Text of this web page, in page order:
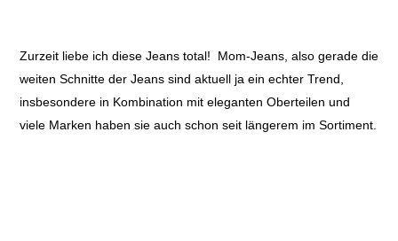
Zurzeit liebe ich diese Jeans total! Mom-Jeans, also gerade die
weiten Schnitte der Jeans sind aktuell ja ein echter Trend,
insbesondere in Kombination mit eleganten Oberteilen und
viele Marken haben sie auch schon seit längerem im Sortiment.